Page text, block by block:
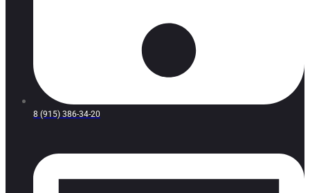
8 (915) 386-34-20